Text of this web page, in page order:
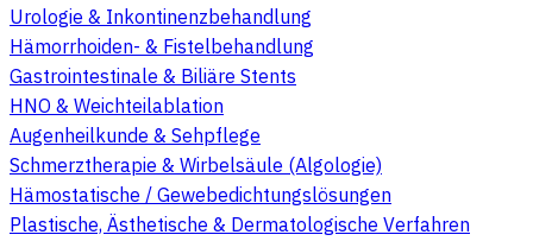
Urologie & Inkontinenzbehandlung
Hämorrhoiden- & Fistelbehandlung
Gastrointestinale & Biliäre Stents
HNO & Weichteilablation
Augenheilkunde & Sehpflege
Schmerztherapie & Wirbelsäule (Algologie)
Hämostatische / Gewebedichtungslösungen
Plastische, Ästhetische & Dermatologische Verfahren